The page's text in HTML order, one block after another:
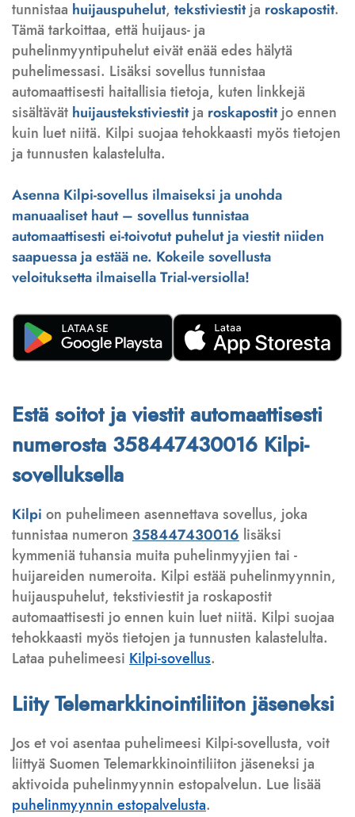
tunnistaa huijauspuhelut, tekstiviestitja roskapostit.
Tämä tarkoittaa, että huijaus- ja
puhelinmyyntipuhelut eivät enää edes hälytä
puhelimessasi. Lisäksi sovellus tunnistaa
automaattisesti haitallisia tietoja, kuten linkkejä
sisältävät huijaustekstiviestitja roskapostitjo ennen
kuin luet niitä. Kilpi suojaa tehokkaasti myös tietojen
ja tunnusten kalastelulta.
Asenna Kilpi-sovellus ilmaiseksi ja unohda
manuaaliset haut – sovellus tunnistaa
automaattisesti ei-toivotut puhelut ja viestit niiden
saapuessa ja estää ne. Kokeile sovellusta
veloituksetta ilmaisella Trial-versiolla!
Estä soitot ja viestit automaattisesti
numerosta 358447430016 Kilpi-
sovelluksella
Kilpi on puhelimeen asennettava sovellus, joka
tunnistaa numeron 358447430016 lisäksi
kymmeniä tuhansia muita puhelinmyyjien tai -
huijareiden numeroita. Kilpi estää puhelinmyynnin,
huijauspuhelut, tekstiviestit ja roskapostit
automaattisesti jo ennen kuin luet niitä. Kilpi suojaa
tehokkaasti myös tietojen ja tunnusten kalastelulta.
Lataa puhelimeesi Kilpi-sovellus.
Liity Telemarkkinointiliiton jäseneksi
Jos et voi asentaa puhelimeesi Kilpi-sovellusta, voit
liittyä Suomen Telemarkkinointiliiton jäseneksi ja
aktivoida puhelinmyynnin estopalvelun. Lue lisää
puhelinmyynnin estopalvelusta.